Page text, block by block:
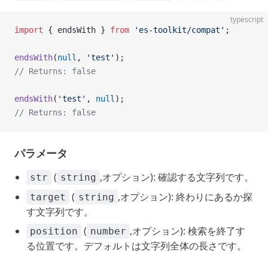
typescript
import { endsWith } from 'es-toolkit/compat' ;
endsWith(null , 'test' );
// Returns: false
endsWith( 'test' , null );
// Returns: false
パラメータ
str ( string ,オプション): 確認する文字列です。
target ( string ,オプション): 終わりにあるか探
す文字列です。
position ( number ,オプション): 検索を終了す
る位置です。デフォルトは文字列全体の長さです。